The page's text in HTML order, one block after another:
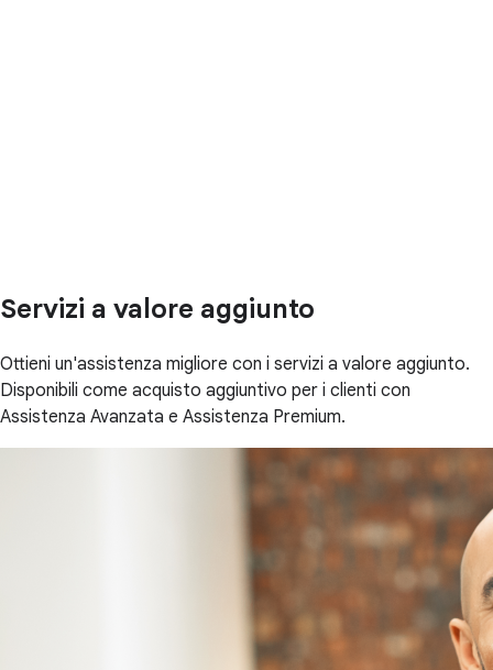
Servizi a valore aggiunto
Ottieni un'assistenza migliore con i servizi a valore aggiunto.
Disponibili come acquisto aggiuntivo per i clienti con
Assistenza Avanzata e Assistenza Premium.